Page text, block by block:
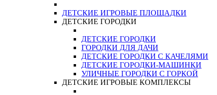
ДЕТСКИЕ ИГРОВЫЕ ПЛОЩАДКИ
ДЕТСКИЕ ГОРОДКИ
ДЕТСКИЕ ГОРОДКИ
ГОРОДКИ ДЛЯ ДАЧИ
ДЕТСКИЕ ГОРОДКИ С КАЧЕЛЯМИ
ДЕТСКИЕ ГОРОДКИ-МАШИНКИ
УЛИЧНЫЕ ГОРОДКИ С ГОРКОЙ
ДЕТСКИЕ ИГРОВЫЕ КОМПЛЕКСЫ